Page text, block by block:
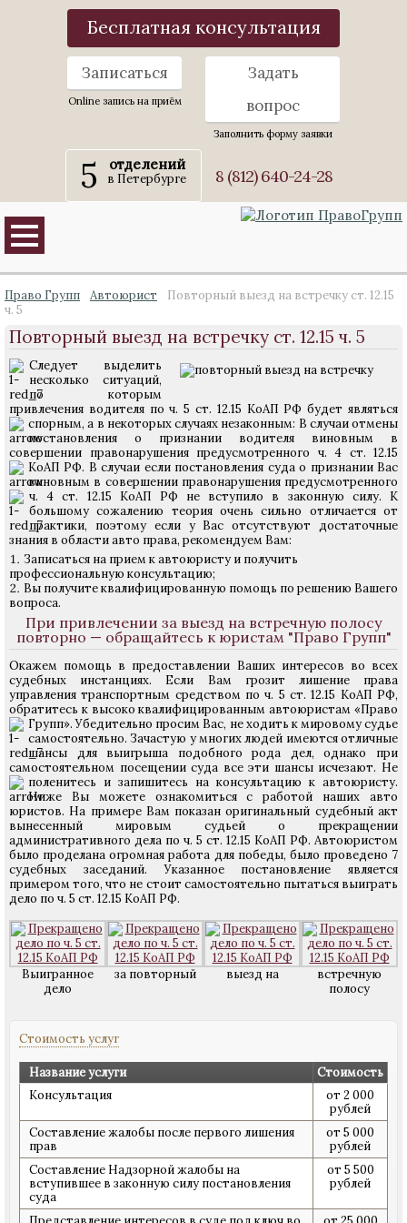
Бесплатная консультация
Записаться
Online запись на приём
Задать
вопрос
Заполнить форму заявки
5 отделений
в Петербурге 8 (812) 640-24-28
Право Групп Автоюрист
Повторный выезд на встречку ст. 12.15
ч. 5
Повторный выезд на встречку ст. 12.15 ч. 5
Следует выделить
несколько ситуаций,
по которым
привлечения водителя по ч. 5 ст. 12.15 КоАП РФ будет являться
спорным, а в некоторых случаях незаконным: В случаи отмены
постановления о признании водителя виновным в
совершении правонарушения предусмотренного ч. 4 ст. 12.15
КоАП РФ. В случаи если постановления суда о признании Вас
виновным в совершении правонарушения предусмотренного
ч. 4 ст. 12.15 КоАП РФ не вступило в законную силу. К
большому сожалению теория очень сильно отличается от
практики, поэтому если у Вас отсутствуют достаточные
знания в области авто права, рекомендуем Вам:
Записаться на прием к автоюристу и получить
профессиональную консультацию;
Вы получите квалифицированную помощь по решению Вашего
вопроса.
При привлечении за выезд на встречную полосу
повторно — обращайтесь к юристам "Право Групп"
Окажем помощь в предоставлении Ваших интересов во всех
судебных инстанциях. Если Вам грозит лишение права
управления транспортным средством по ч. 5 ст. 12.15 КоАП РФ,
обратитесь к высоко квалифицированным автоюристам «Право
Групп».Убедительно просим Вас, не ходить к мировому судье
самостоятельно. Зачастую у многих людей имеются отличные
шансы для выигрыша подобного рода дел, однако при
самостоятельном посещении суда все эти шансы исчезают. Не
поленитесь и запишитесь на консультацию к автоюристу.
Ниже Вы можете ознакомиться с работой наших авто
юристов. На примере Вам показан оригинальный судебный акт
вынесенный мировым судьей о прекращении
административного дела по ч. 5 ст. 12.15 КоАП РФ. Автоюристом
было проделана огромная работа для победы, было проведено 7
судебных заседаний. Указанное постановление является
примером того, что не стоит самостоятельно пытаться выиграть
дело по ч. 5 ст. 12.15 КоАП РФ.
Выигранное
дело
за повторный выезд на
встречную
полосу
Стоимость услуг
Название услуги
Стоимость
Консультация
от 2 000
рублей
Составление жалобы после первого лишения
прав
от 5 000
рублей
Составление Надзорной жалобы на
вступившее в законную силу постановления
суда
от 5 500
рублей